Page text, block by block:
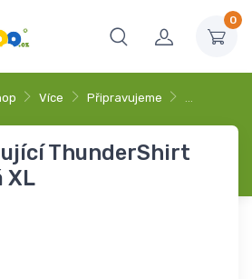
0
Více Připravujeme …
ThunderShirt
XL